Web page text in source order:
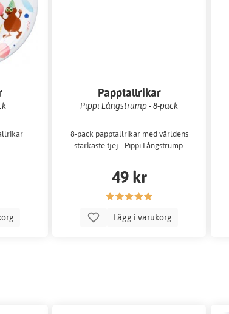
Papptallrikar
Pippi Långstrump - 8-pack
8-pack papptallrikar med världens
starkaste tjej - Pippi Långstrump.
49 kr
Lägg i varukorg